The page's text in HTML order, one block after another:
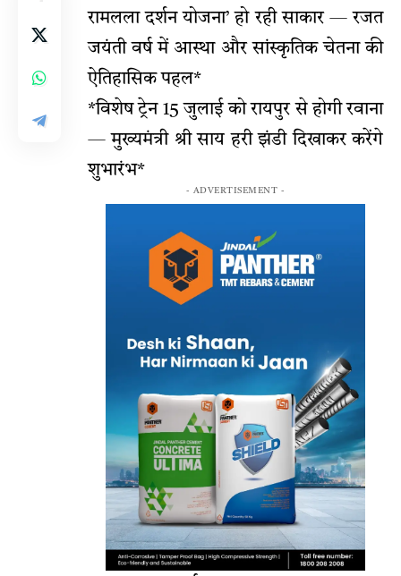
रामलला दर्शन योजना’ हो रही साकार — रजत
जयंती वर्ष में आस्था और सांस्कृतिक चेतना की
ऐतिहासिक पहल*
*विशेष ट्रेन 15 जुलाई को रायपुर से होगी रवाना
— मुख्यमंत्री श्री साय हरी झंडी दिखाकर करेंगे
शुभारंभ*
- ADVERTISEMENT -